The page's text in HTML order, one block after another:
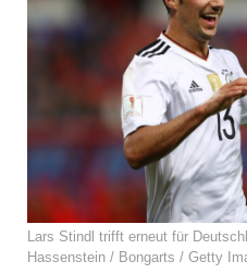
Lars Stindl trifft erneut für
Hassenstein / Bongarts / Getty